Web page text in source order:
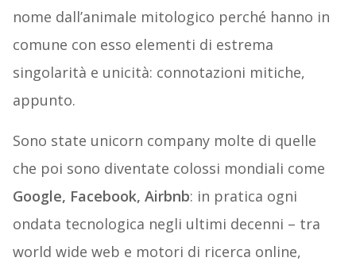
nome dall’animale mitologico perché hanno in
comune con esso elementi di estrema
singolarità e unicità: connotazioni mitiche,
appunto.
Sono state unicorn company molte di quelle
che poi sono diventate colossi mondiali come
Google, Facebook, Airbnb: in pratica ogni
ondata tecnologica negli ultimi decenni – tra
world wide web e motori di ricerca online,